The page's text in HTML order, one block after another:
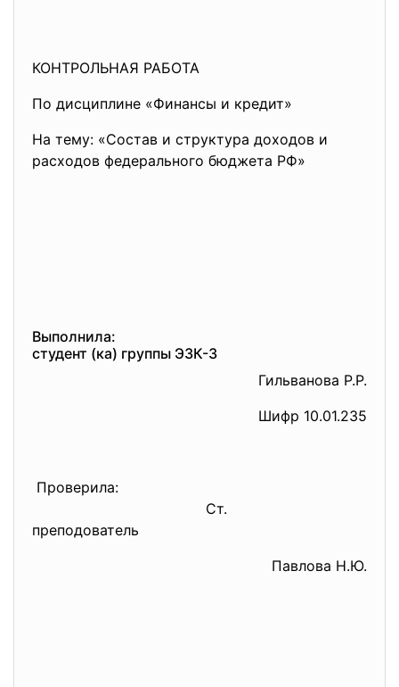
КОНТРОЛЬНАЯ РАБОТА
По дисциплине «Финансы и кредит»
На тему: «Состав и структура доходов и
расходов федерального бюджета РФ»
Выполнила:
студент (ка) группы ЭЗК-3
Гильванова Р.Р.
Шифр 10.01.235
Проверила:
Ст.
преподователь
Павлова Н.Ю.